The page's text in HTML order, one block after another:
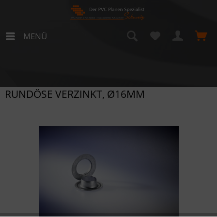
MENÜ
RUNDÖSE VERZINKT, Ø16MM